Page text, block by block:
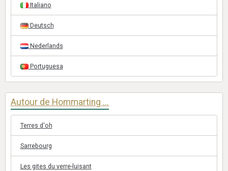
Italiano
Deutsch
Nederlands
Portuguesa
Autour de Hommarting ...
Terres d'oh
Sarrebourg
Les gites du verre-luisant